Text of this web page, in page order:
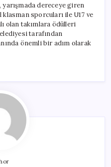
yarışmada dereceye giren
klasman sporcuları ile U17 ve
olan takımlara ödülleri
tarafından
önemli bir adım olarak